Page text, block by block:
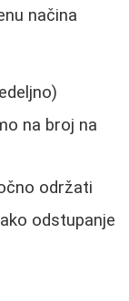
načina
na broj na
održati
odstupanje